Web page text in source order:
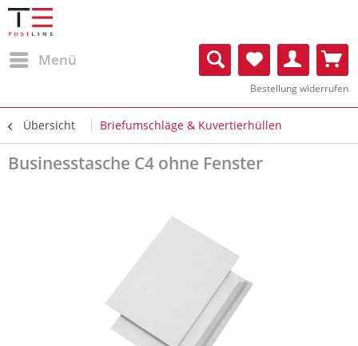
Menü
Bestellung widerrufen
Übersicht Briefumschläge & Kuvertierhüllen
Businesstasche C4 ohne Fenster